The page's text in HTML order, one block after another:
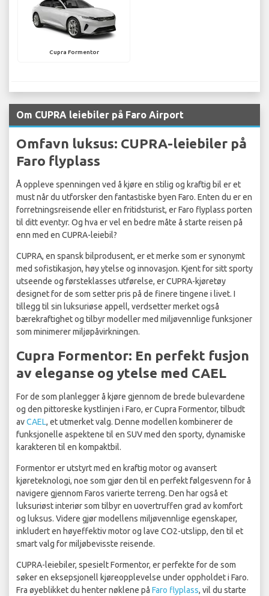
Cupra Formentor
Om CUPRA leiebiler på Faro Airport
Omfavn luksus: CUPRA-leiebiler på
Faro flyplass
Å oppleve spenningen ved å kjøre en stilig og kraftig bil er et
must når du utforsker den fantastiske byen Faro. Enten du er en
forretningsreisende eller en fritidsturist, er Faro flyplass porten
til ditt eventyr. Og hva er vel en bedre måte å starte reisen på
enn med en CUPRA-leiebil?
CUPRA, en spansk bilprodusent, er et merke som er synonymt
med sofistikasjon, høy ytelse og innovasjon. Kjent for sitt sporty
utseende og førsteklasses utførelse, er CUPRA-kjøretøy
designet for de som setter pris på de finere tingene i livet. I
tillegg til sin luksuriøse appell, verdsetter merket også
bærekraftighet og tilbyr modeller med miljøvennlige funksjoner
som minimerer miljøpåvirkningen.
Cupra Formentor: En perfekt fusjon
av eleganse og ytelse med CAEL
For de som planlegger å kjøre gjennom de brede bulevardene
og den pittoreske kystlinjen i Faro, er Cupra Formentor, tilbudt
avCAEL, et utmerket valg. Denne modellen kombinerer de
funksjonelle aspektene til en SUV med den sporty, dynamiske
karakteren til en kompaktbil.
Formentor er utstyrt med en kraftig motor og avansert
kjøreteknologi, noe som gjør den til en perfekt følgesvenn for å
navigere gjennom Faros varierte terreng. Den har også et
luksuriøst interiør som tilbyr en uovertruffen grad av komfort
og luksus. Videre gjør modellens miljøvennlige egenskaper,
inkludert en høyeffektiv motor og lave CO2-utslipp, den til et
smart valg for miljøbevisste reisende.
CUPRA-leiebiler, spesielt Formentor, er perfekte for de som
søker en eksepsjonell kjøreopplevelse under oppholdet i Faro.
Fra øyeblikket du henter nøklene på Faro flyplass, vil du starte